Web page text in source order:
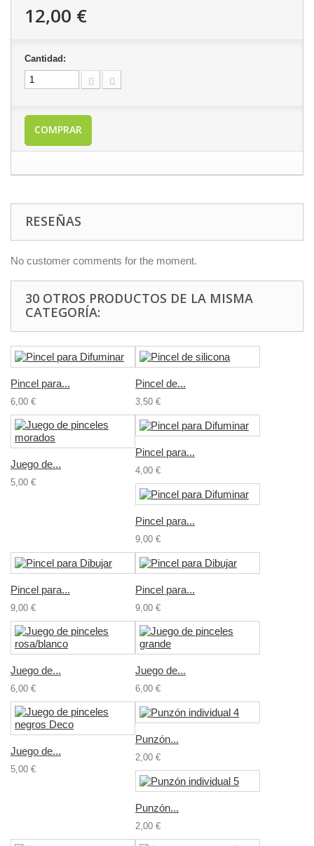
12,00 €
Cantidad:
COMPRAR
RESEÑAS
No customer comments for the moment.
30 OTROS PRODUCTOS DE LA MISMA
CATEGORÍA:
Pincel para...
6,00 €
Pincel de...
3,50 €
Juego de...
5,00 €
Pincel para...
4,00 €
Pincel para...
9,00 €
Pincel para...
9,00 €
Pincel para...
9,00 €
Juego de...
6,00 €
Juego de...
6,00 €
Juego de...
5,00 €
Punzón...
2,00 €
Punzón...
2,00 €